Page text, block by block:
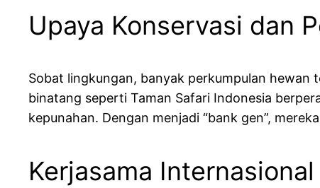
Upaya Konservasi dan
Sobat lingkungan, banyak perkumpulan hewan
binatang seperti Taman Safari Indonesia
kepunahan. Dengan menjadi “bank gen”,
Kerjasama Internasional